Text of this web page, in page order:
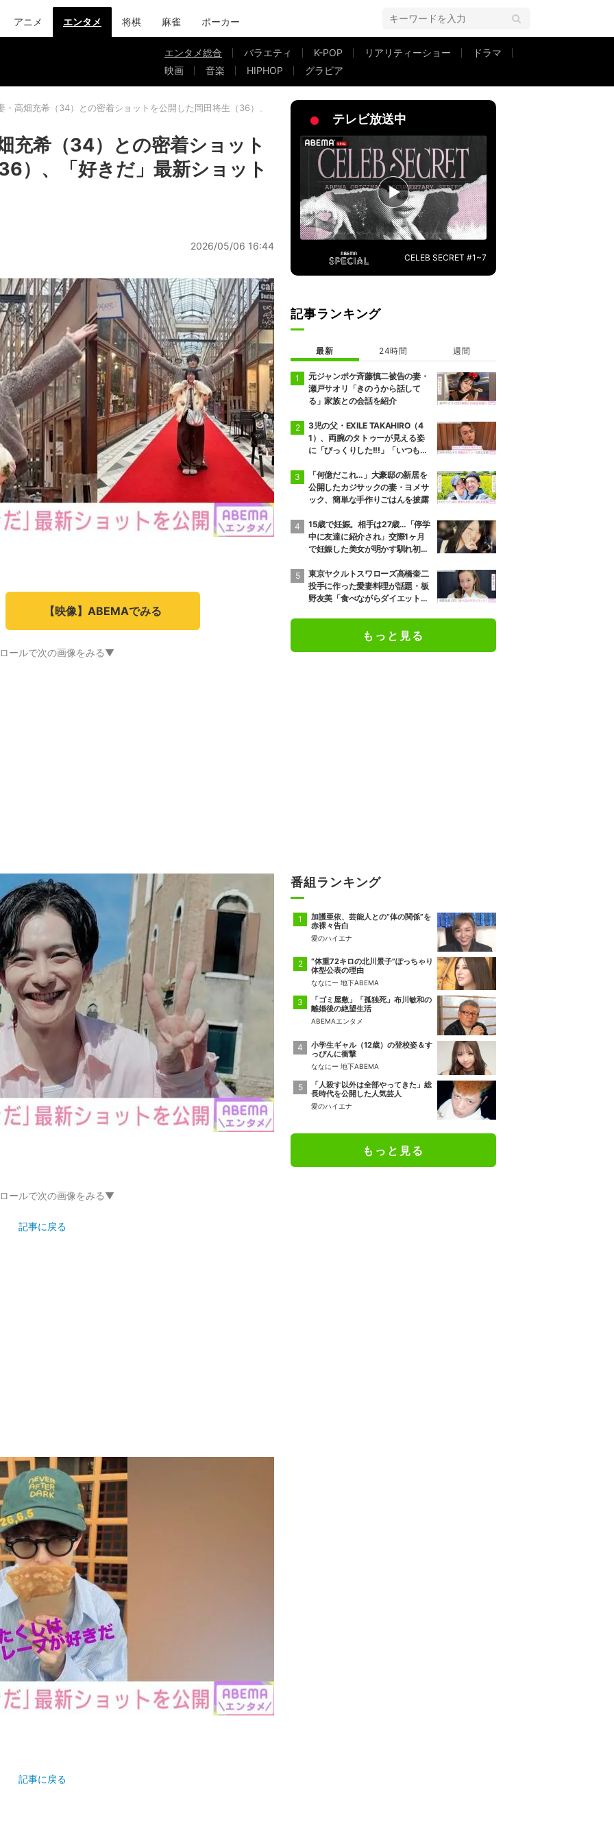
アニメ エンタメ 将棋 麻雀 ポーカー
エンタメ総合 バラエティ K-POP リアリティーショー
ドラマ
映画
音楽 HIPHOP グラビア
・高畑充希（34）との密着ショットを公開した岡田将生（36）、「好きだ」最新ショットを披露
充希（34）との密着ショット
）、「好きだ」最新ショット
2026/05/06 16:44
【映像】ABEMAでみる
ールで次の画像をみる▼
ールで次の画像をみる▼
記事に戻る
記事に戻る
テレビ放送中
CELEB SECRET #1~7
記事ランキング
最新 24時間 週間
元ジャンポケ斉藤慎二被告の妻・
瀬戸サオリ「きのうから話して
る」家族との会話を紹介
3児の父・EXILE TAKAHIRO（4
1）、両腕のタトゥーが見える姿
に「びっくりした!!!」「いつもと
の反響
「何億だこれ…」大豪邸の新居を
公開したカジサックの妻・ヨメサ
ック、簡単な手作りごはんを披露
15歳で妊娠。相手は27歳…「停学
中に友達に紹介され」交際1ヶ月
で妊娠した美女が明かす馴れ初め
絶句
東京ヤクルトスワローズ高橋奎二
投手に作った愛妻料理が話題・板
野友美「食べながらダイエット」
もっと見る
番組ランキング
加護亜依、芸能人との“体の関係”を
赤裸々告白
愛のハイエナ
“体重72キロの北川景子”ぽっちゃり
体型公表の理由
ななにー 地下ABEMA
「ゴミ屋敷」「孤独死」布川敏和の
離婚後の絶望生活
ABEMAエンタメ
小学生ギャル（12歳）の登校姿＆す
っぴんに衝撃
ななにー 地下ABEMA
「人殺す以外は全部やってきた」総
長時代を公開した人気芸人
愛のハイエナ
もっと見る